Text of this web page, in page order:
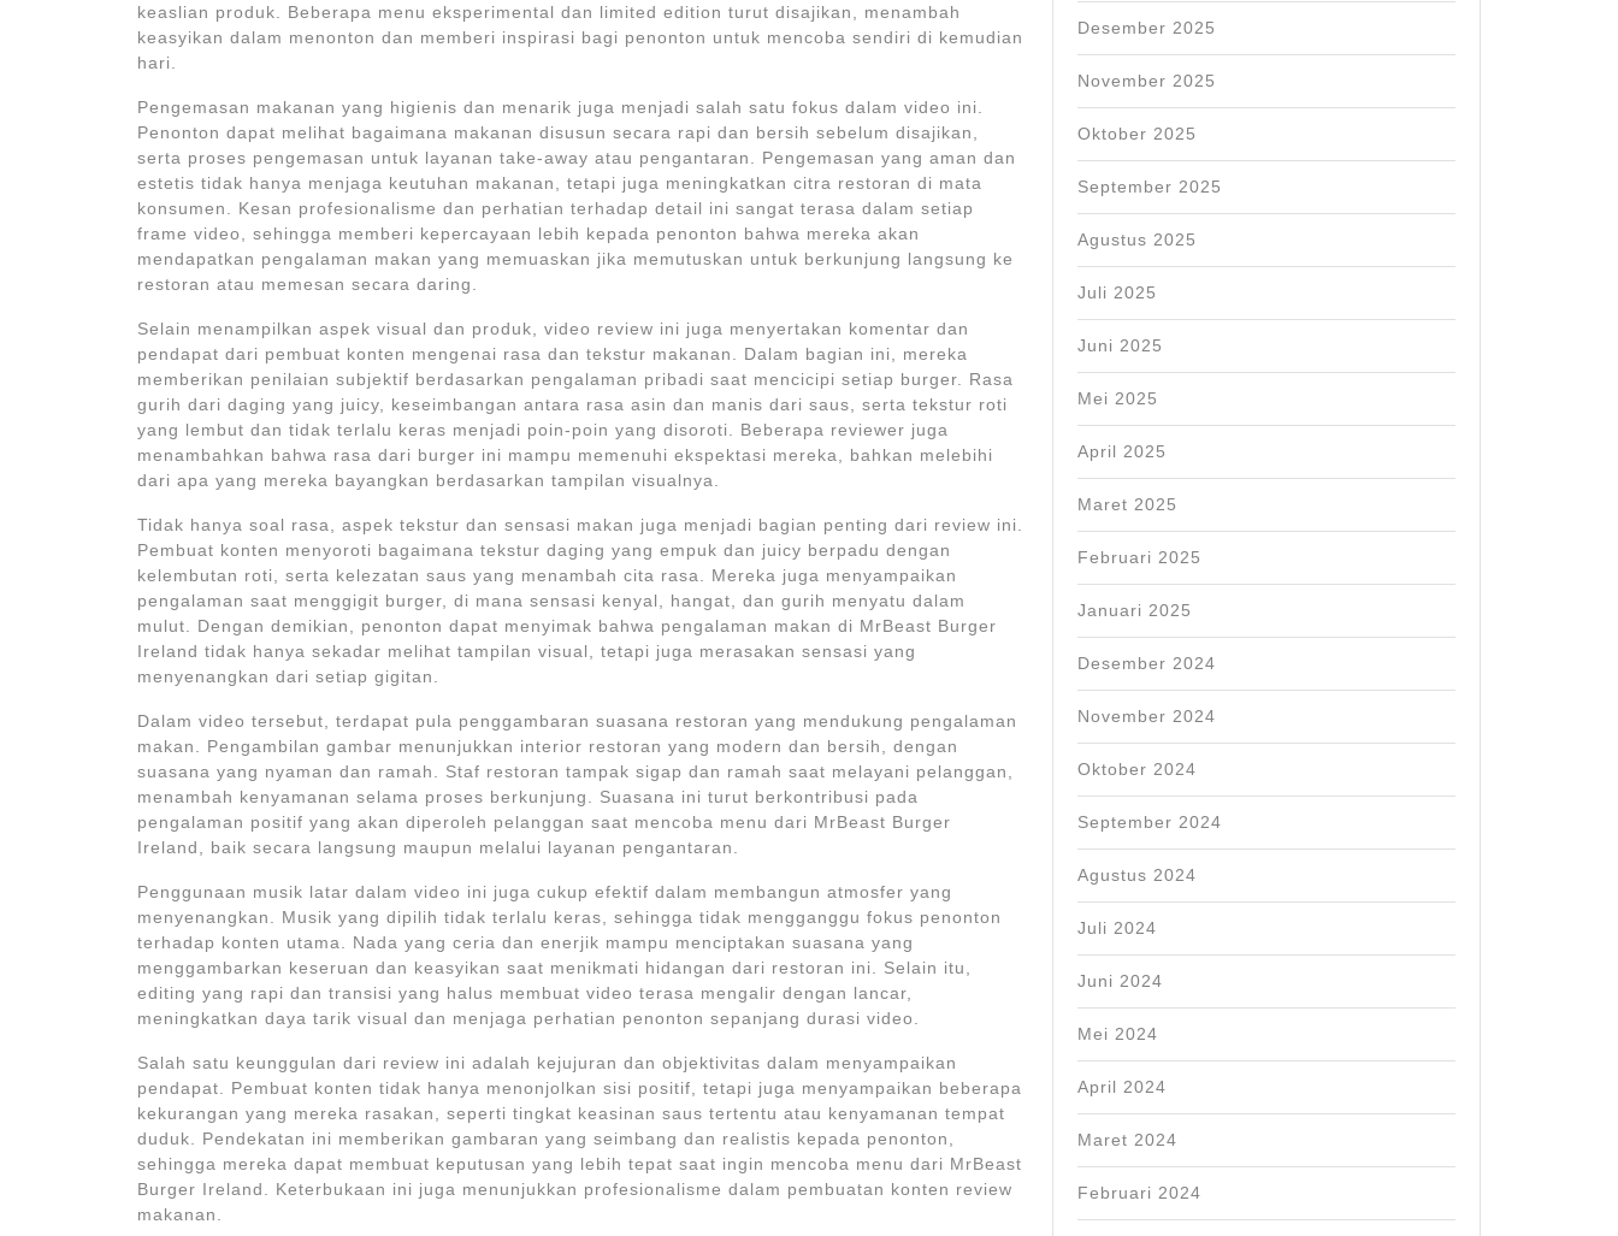
keaslian produk. Beberapa menu eksperimental dan limited edition turut disajikan, menambah
keasyikan dalam menonton dan memberi inspirasi bagi penonton untuk mencoba sendiri di kemudian
hari.
Pengemasan makanan yang higienis dan menarik juga menjadi salah satu fokus dalam video ini.
Penonton dapat melihat bagaimana makanan disusun secara rapi dan bersih sebelum disajikan,
serta proses pengemasan untuk layanan take-away atau pengantaran. Pengemasan yang aman dan
estetis tidak hanya menjaga keutuhan makanan, tetapi juga meningkatkan citra restoran di mata
konsumen. Kesan profesionalisme dan perhatian terhadap detail ini sangat terasa dalam setiap
frame video, sehingga memberi kepercayaan lebih kepada penonton bahwa mereka akan
mendapatkan pengalaman makan yang memuaskan jika memutuskan untuk berkunjung langsung ke
restoran atau memesan secara daring.
Selain menampilkan aspek visual dan produk, video review ini juga menyertakan komentar dan
pendapat dari pembuat konten mengenai rasa dan tekstur makanan. Dalam bagian ini, mereka
memberikan penilaian subjektif berdasarkan pengalaman pribadi saat mencicipi setiap burger. Rasa
gurih dari daging yang juicy, keseimbangan antara rasa asin dan manis dari saus, serta tekstur roti
yang lembut dan tidak terlalu keras menjadi poin-poin yang disoroti. Beberapa reviewer juga
menambahkan bahwa rasa dari burger ini mampu memenuhi ekspektasi mereka, bahkan melebihi
dari apa yang mereka bayangkan berdasarkan tampilan visualnya.
Tidak hanya soal rasa, aspek tekstur dan sensasi makan juga menjadi bagian penting dari review ini.
Pembuat konten menyoroti bagaimana tekstur daging yang empuk dan juicy berpadu dengan
kelembutan roti, serta kelezatan saus yang menambah cita rasa. Mereka juga menyampaikan
pengalaman saat menggigit burger, di mana sensasi kenyal, hangat, dan gurih menyatu dalam
mulut. Dengan demikian, penonton dapat menyimak bahwa pengalaman makan di MrBeast Burger
Ireland tidak hanya sekadar melihat tampilan visual, tetapi juga merasakan sensasi yang
menyenangkan dari setiap gigitan.
Dalam video tersebut, terdapat pula penggambaran suasana restoran yang mendukung pengalaman
makan. Pengambilan gambar menunjukkan interior restoran yang modern dan bersih, dengan
suasana yang nyaman dan ramah. Staf restoran tampak sigap dan ramah saat melayani pelanggan,
menambah kenyamanan selama proses berkunjung. Suasana ini turut berkontribusi pada
pengalaman positif yang akan diperoleh pelanggan saat mencoba menu dari MrBeast Burger
Ireland, baik secara langsung maupun melalui layanan pengantaran.
Penggunaan musik latar dalam video ini juga cukup efektif dalam membangun atmosfer yang
menyenangkan. Musik yang dipilih tidak terlalu keras, sehingga tidak mengganggu fokus penonton
terhadap konten utama. Nada yang ceria dan enerjik mampu menciptakan suasana yang
menggambarkan keseruan dan keasyikan saat menikmati hidangan dari restoran ini. Selain itu,
editing yang rapi dan transisi yang halus membuat video terasa mengalir dengan lancar,
meningkatkan daya tarik visual dan menjaga perhatian penonton sepanjang durasi video.
Salah satu keunggulan dari review ini adalah kejujuran dan objektivitas dalam menyampaikan
pendapat. Pembuat konten tidak hanya menonjolkan sisi positif, tetapi juga menyampaikan beberapa
kekurangan yang mereka rasakan, seperti tingkat keasinan saus tertentu atau kenyamanan tempat
duduk. Pendekatan ini memberikan gambaran yang seimbang dan realistis kepada penonton,
sehingga mereka dapat membuat keputusan yang lebih tepat saat ingin mencoba menu dari MrBeast
Burger Ireland. Keterbukaan ini juga menunjukkan profesionalisme dalam pembuatan konten review
makanan.
Desember 2025
November 2025
Oktober 2025
September 2025
Agustus 2025
Juli 2025
Juni 2025
Mei 2025
April 2025
Maret 2025
Februari 2025
Januari 2025
Desember 2024
November 2024
Oktober 2024
September 2024
Agustus 2024
Juli 2024
Juni 2024
Mei 2024
April 2024
Maret 2024
Februari 2024